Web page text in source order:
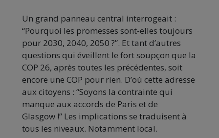
Un grand panneau central interrogeait :
“Pourquoi les promesses sont-elles toujours
pour 2030, 2040, 2050 ?”. Et tant d’autres
questions qui éveillent le fort soupçon que la
COP 26, après toutes les précédentes, soit
encore une COP pour rien. D’où cette adresse
aux citoyens : “Soyons la contrainte qui
manque aux accords de Paris et de
Glasgow !” Les implications se traduisent à
tous les niveaux. Notamment local.